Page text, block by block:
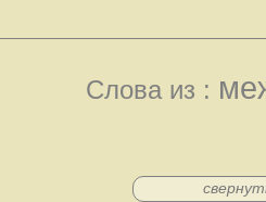
Слова из :